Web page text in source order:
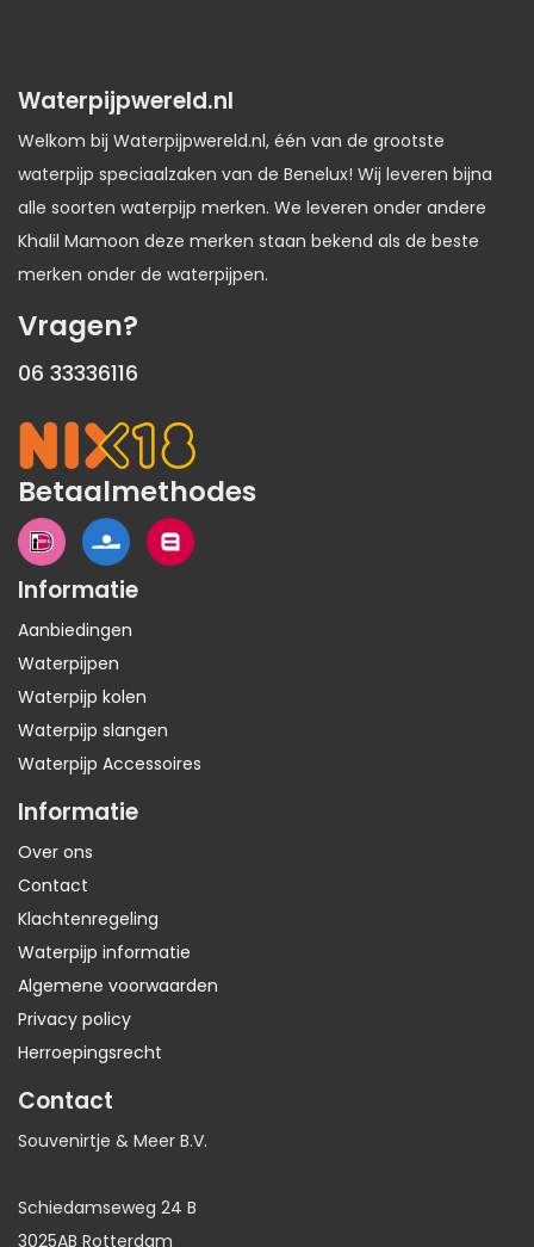
Waterpijpwereld.nl
Welkom bij Waterpijpwereld.nl, één van de grootste
waterpijp speciaalzaken van de Benelux! Wij leveren bijna
alle soorten waterpijp merken. We leveren onder andere
Khalil Mamoon deze merken staan bekend als de beste
merken onder de waterpijpen.
Vragen?
06 33336116
Betaalmethodes
Informatie
Aanbiedingen
Waterpijpen
Waterpijp kolen
Waterpijp slangen
Waterpijp Accessoires
Informatie
Over ons
Contact
Klachtenregeling
Waterpijp informatie
Algemene voorwaarden
Privacy policy
Herroepingsrecht
Contact
Souvenirtje & Meer B.V.
Schiedamseweg 24 B
3025AB Rotterdam